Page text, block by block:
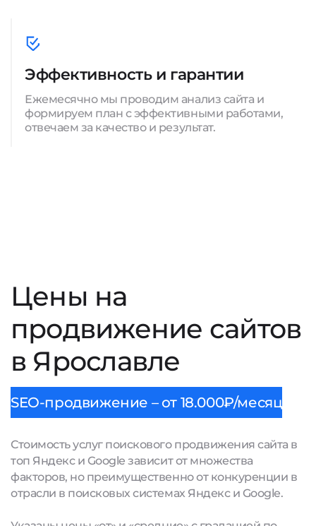
Эффективность и гарантии
Ежемесячно мы проводим анализ сайта и
формируем план с эффективными работами,
отвечаем за качество и результат.
Цены на
продвижение сайтов
в Ярославле
SEO-продвижение – от 18.000₽/месяц
Стоимость услуг поискового продвижения сайта в
топ Яндекс и Google зависит от множества
факторов, но преимущественно от конкуренции в
отрасли в поисковых системах Яндекс и Google.